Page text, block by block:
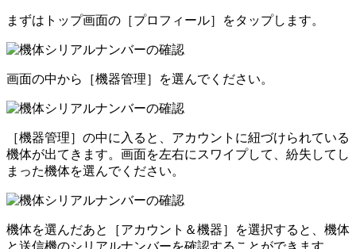
まずはトップ画面の［プロフィール］をタップします。
画面の中から［機器管理］を選んでください。
［機器管理］の中に入ると、アカウントに紐づけられている
機体が出てきます。画面を左右にスワイプして、紛失してし
まった機体を選んでください。
機体を選んだあと［アカウント＆機器］を選択すると、機体
と送信機のシリアルナンバーを確認することができます。